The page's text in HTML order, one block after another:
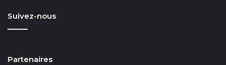
Suivez-nous
Partenaires